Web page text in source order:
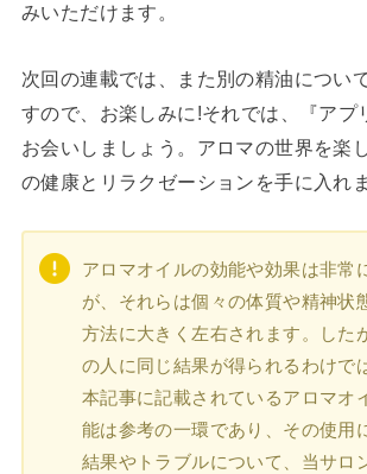
みいただけます。
次回の連載では、また別の精油につい
すので、お楽しみに!それでは、『アプ
お会いしましょう。アロマの世界を楽
の健康とリラクゼーションを手に入れ
アロマオイルの効能や効果は非常
が、それらは個々の体質や精神状
方法に大きく左右されます。した
の人に同じ結果が得られるわけで
本記事に記載されているアロマオ
能は参考の一環であり、その使用
結果やトラブルについて、当サロ